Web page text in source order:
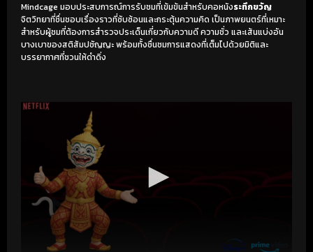
Mindcage มอบประสบการณ์การรับชมที่เข้มข้นสำหรับคอหนังระทึกขวัญ
จิตวิทยาที่ชื่นชอบเรื่องราวที่ซับซ้อนและกระตุ้นความคิด เป็นภาพยนตร์ที่เหมาะ
สำหรับผู้ชมที่ต้องการสำรวจประเด็นเกี่ยวกับความดี ความชั่ว และเส้นแบ่งอัน
บางเบาของสติสัมปชัญญะ พร้อมทั้งชื่นชมการแสดงที่เต็มไปด้วยมิติและ
บรรยากาศที่ชวนให้ดำดิ่ง